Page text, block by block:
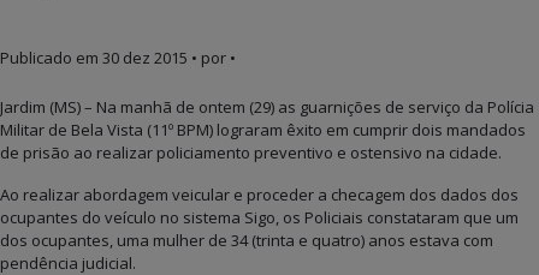
Publicado em 30 dez 2015 • por •
Jardim (MS) – Na manhã de ontem (29) as guarnições de serviço da Polícia
Militar de Bela Vista (11º BPM) lograram êxito em cumprir dois mandados
de prisão ao realizar policiamento preventivo e ostensivo na cidade.
Ao realizar abordagem veicular e proceder a checagem dos dados dos
ocupantes do veículo no sistema Sigo, os Policiais constataram que um
dos ocupantes, uma mulher de 34 (trinta e quatro) anos estava com
pendência judicial.